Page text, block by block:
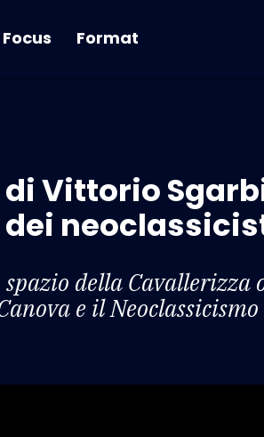
Focus Format
Vittorio
della
e il